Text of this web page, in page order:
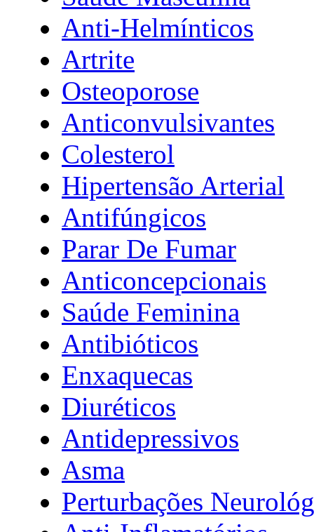
Anti-Helmínticos
Artrite
Osteoporose
Anticonvulsivantes
Colesterol
Hipertensão Arterial
Antifúngicos
Parar De Fumar
Anticoncepcionais
Saúde Feminina
Antibióticos
Enxaquecas
Diuréticos
Antidepressivos
Asma
Perturbações